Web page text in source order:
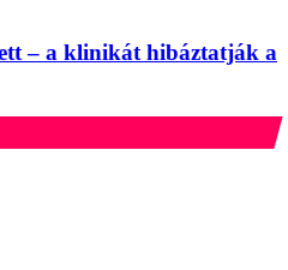
– a klinikát hibáztatják a